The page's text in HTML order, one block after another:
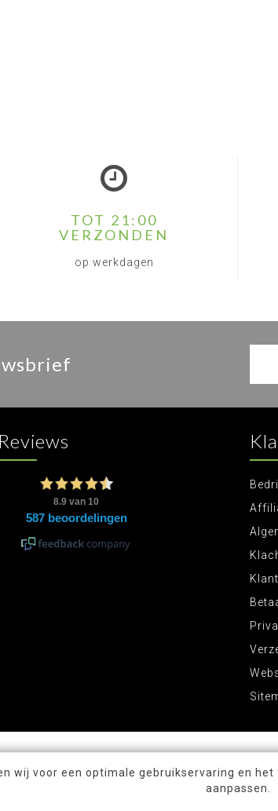
TOT 21:00
VERZONDEN
op werkdagen
Reviews
wij voor een optimale gebruikservaring en
aanpassen.